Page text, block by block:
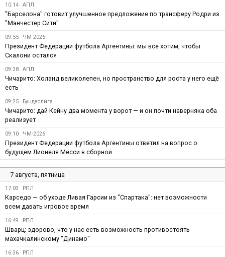
10:14 АПЛ
"Барселона" готовит улучшенное предложение по трансферу Родри из
"Манчестер Сити"
09:55 ЧМ-2026
Президент Федерации футбола Аргентины: мы все хотим, чтобы
Скалони остался
09:38 АПЛ
Чичарито: Холанд великолепен, но пространство для роста у него ещё
есть
09:25 Бундеслига
Чичарито: дай Кейну два момента у ворот — и он почти наверняка оба
реализует
09:10 ЧМ-2026
Президент Федерации футбола Аргентины ответил на вопрос о
будущем Лионеля Месси в сборной
7 августа, пятница
17:03 РПЛ
Карседо — об уходе Ливая Гарсии из "Спартака": нет возможности
всем давать игровое время
16:49 РПЛ
Шварц: здорово, что у нас есть возможность противостоять
махачкалинскому "Динамо"
16:36 РПЛ